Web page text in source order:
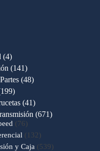
44
productos
141141
productos
4848
199199
productos
4141
productos
671671
7676
productos
132 132
productos
y Caja 539539